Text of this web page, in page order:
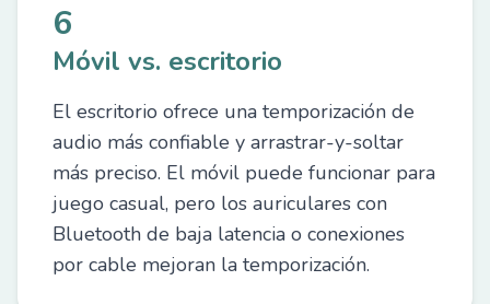
6
Móvil vs. escritorio
El escritorio ofrece una temporización de
audio más confiable y arrastrar-y-soltar
más preciso. El móvil puede funcionar para
juego casual, pero los auriculares con
Bluetooth de baja latencia o conexiones
por cable mejoran la temporización.